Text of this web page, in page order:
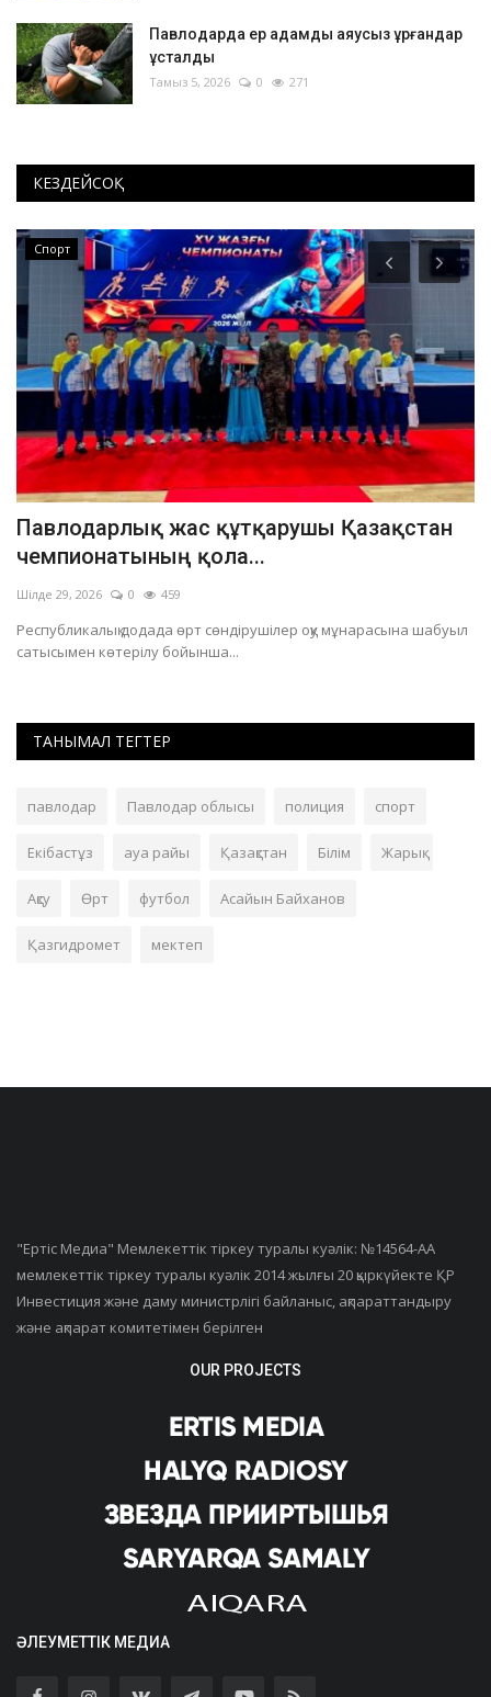
Павлодарда ер адамды аяусыз ұрғандар
ұсталды
Тамыз 5, 2026 0 271
КЕЗДЕЙСОҚ
Спорт
Павлодарлық жас құтқарушы Қазақстан
чемпионатының қола...
Шілде 29, 2026 0 459
Республикалық додада өрт сөндірушілер оқу мұнарасына шабуыл
сатысымен көтерілу бойынша...
ТАНЫМАЛ ТЕГТЕР
павлодар Павлодар облысы полиция спорт
Екібастұз ауа райы Қазақстан Білім Жарық
Ақсу Өрт футбол Асайын Байханов
Қазгидромет мектеп
"Ертiс Медиа" Мемлекеттік тіркеу туралы куәлік: №14564-АА
мемлекеттік тіркеу туралы куәлік 2014 жылғы 20 қыркүйекте ҚР
Инвестиция және даму министрлігі байланыс, ақпараттандыру
және ақпарат комитетімен берілген
OUR PROJECTS
ӘЛЕУМЕТТІК МЕДИА